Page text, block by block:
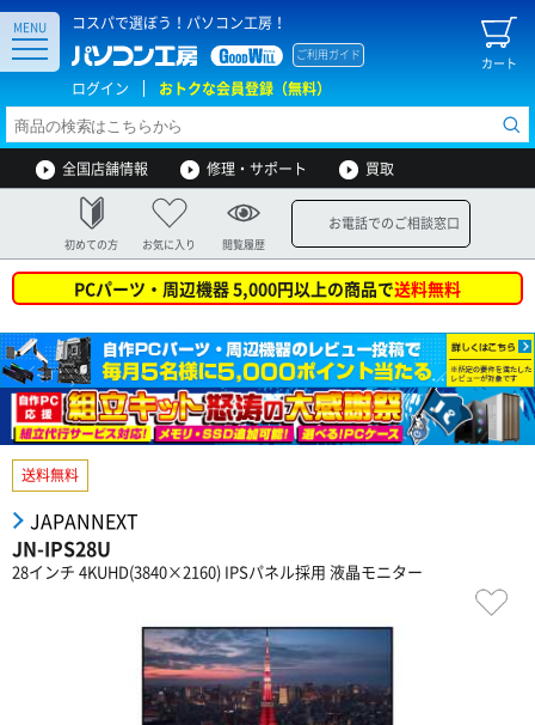
コスパで選ぼう！パソコン工房！
カート
ご利用ガイド
ログイン おトクな会員登録（無料）
MENU
全国店舗情報 修理・サポート 買取
初めての方 お気に入り 閲覧履歴
お電話でのご相談窓口
PCパーツ・周辺機器 5,000円以上の商品で送料無料
送料無料
JAPANNEXT
JN-IPS28U
28インチ 4KUHD(3840×2160) IPSパネル採用 液晶モニター